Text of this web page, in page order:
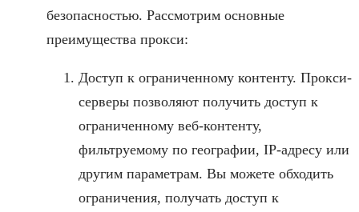
безопасностью. Рассмотрим основные
преимущества прокси:
Доступ к ограниченному контенту. Прокси-
серверы позволяют получить доступ к
ограниченному веб-контенту,
фильтруемому по географии, IP-адресу или
другим параметрам. Вы можете обходить
ограничения, получать доступ к